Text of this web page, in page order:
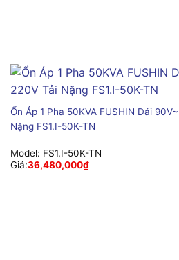
Ổn Áp 1 Pha 50KVA FUSHIN Dải
Nặng FS1.I-50K-TN
Model: FS1.I-50K-TN
Giá:36,480,000₫